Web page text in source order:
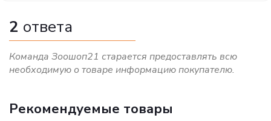
2 ответа
Команда Зоошоп21 старается предоставлять всю
необходимую о товаре информацию покупателю.
Рекомендуемые товары